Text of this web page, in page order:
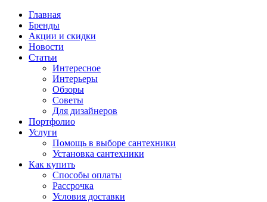
Главная
Бренды
Акции и скидки
Новости
Статьи
Интересное
Интерьеры
Обзоры
Советы
Для дизайнеров
Портфолио
Услуги
Помощь в выборе сантехники
Установка сантехники
Как купить
Способы оплаты
Рассрочка
Условия доставки